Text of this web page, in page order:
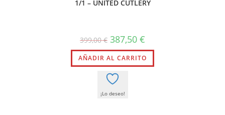
1/1 – UNITED CUTLERY
399,00€ El
precio
original
era:
399,00 €.
387,50 €
actual
es:
387,50 €.
AÑADIR AL CARRITO
¡Lo deseo!